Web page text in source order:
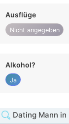
Ausflüge
Nicht angegeben
Alkohol?
Ja
Dating Mann in